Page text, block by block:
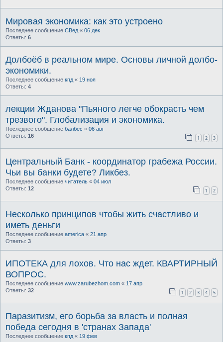
Мировая экономика: как это устроено
Последнее сообщение СВед « 06 дек
Ответы: 6
Долбоёб в реальном мире. Основы личной долбо-
экономики.
Последнее сообщение кпд « 19 ноя
Ответы: 4
лекции Жданова "Пьяного легче обокрасть чем
трезвого". Глобализация и экономика.
Последнее сообщение балбес « 06 авг
Ответы: 16 1 2 3
Центральный Банк - координатор грабежа России.
Чьи вы банки будете? Ликбез.
Последнее сообщение читатель « 04 июл
Ответы: 12 1 2
Несколько принципов чтобы жить счастливо и
иметь деньги
Последнее сообщение america « 21 апр
Ответы: 3
ИПОТЕКА для лохов. Что нас ждет. КВАРТИРНЫЙ
ВОПРОС.
Последнее сообщение www.zarubezhom.com « 17 апр
Ответы: 32 1 2 3 4 5
Паразитизм, его борьба за власть и полная
победа сегодня в 'странах Запада'
Последнее сообщение кпд « 19 фев